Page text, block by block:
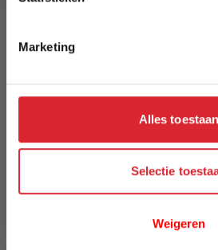
Marketing
Alles toestaan
Selectie
Weigeren
Schrijf uw eigen review
U plaatst een review over:Tuinstoel
Samenvatting